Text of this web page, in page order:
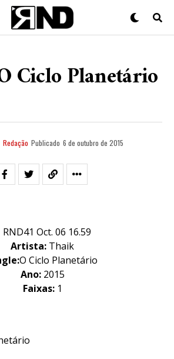
Ciclo Planetário
Redação Publicado 6 de outubro de 2015
Artista: Thaik
O Ciclo Planetário
Ano:2015
Faixas:1